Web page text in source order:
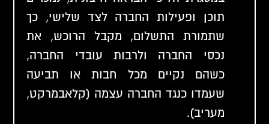
תוכן ופעילות החברה לצד שלישי, כך
שתמורת התשלום, מקבל הרוכש, את
נכסי החברה ולרבות עובדי החברה,
כשהם נקיים מכל חבות או תביעה
שעמדו כנגד החברה עצמה (קלאבמרקט,
מעריב).